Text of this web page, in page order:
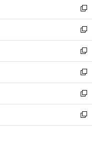
く
で
開
く
ド
ウ
で
開
く
ィ
ン
ド
ウ
で
開
く
い
ウ
ィ
ン
ド
ウ
で
開
く
新
し
い
ウ
ィ
ン
ド
ウ
で
開
く
新
し
い
ウ
ィ
ン
ド
ウ
で
開
新
し
い
ウ
ィ
ン
ド
ウ
新
し
い
ウ
ィ
ン
新
し
い
ウ
新
し